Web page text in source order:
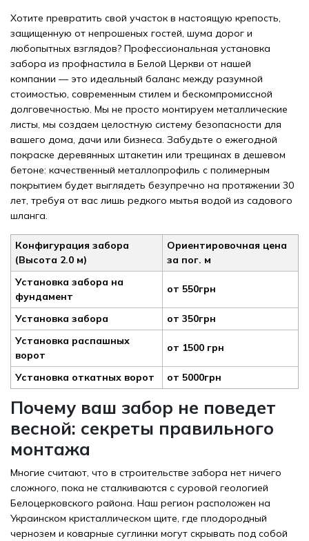
Хотите превратить свой участок в настоящую крепость,
защищенную от непрошеных гостей, шума дорог и
любопытных взглядов? Профессиональная установка
забора из профнастила в Белой Церкви от нашей
компании — это идеальный баланс между разумной
стоимостью, современным стилем и бескомпромиссной
долговечностью. Мы не просто монтируем металлические
листы, мы создаем целостную систему безопасности для
вашего дома, дачи или бизнеса. Забудьте о ежегодной
покраске деревянных штакетин или трещинах в дешевом
бетоне: качественный металлопрофиль с полимерным
покрытием будет выглядеть безупречно на протяжении 30
лет, требуя от вас лишь редкого мытья водой из садового
шланга.
Конфигурация забора
(Высота 2.0 м)
Ориентировочная цена
за пог. м
Установка забора на
фундамент
от 550грн
Установка забора
от 350грн
Установка распашных
ворот
от 1500 грн
Установка откатных ворот от 5000грн
Почему ваш забор не поведет
весной: секреты правильного
монтажа
Многие считают, что в строительстве забора нет ничего
сложного, пока не сталкиваются с суровой геологией
Белоцерковского района. Наш регион расположен на
Украинском кристаллическом щите, где плодородный
чернозем и коварные суглинки могут скрывать под собой